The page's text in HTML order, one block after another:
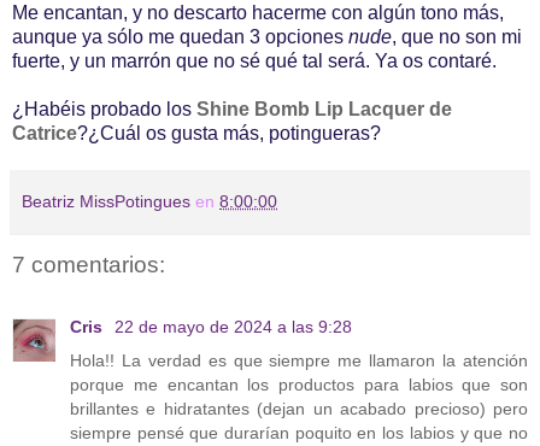
Me encantan, y no descarto hacerme con algún tono más,
aunque ya sólo me quedan 3 opciones nude, que no son mi
fuerte, y un marrón que no sé qué tal será. Ya os contaré.
¿Habéis probado los Shine Bomb Lip Lacquer de
Catrice?¿Cuál os gusta más, potingueras?
Beatriz MissPotingues en 8:00:00
7 comentarios:
Cris
22 de mayo de 2024 a las 9:28
Hola!! La verdad es que siempre me llamaron la atención
porque me encantan los productos para labios que son
brillantes e hidratantes (dejan un acabado precioso) pero
siempre pensé que durarían poquito en los labios y que no